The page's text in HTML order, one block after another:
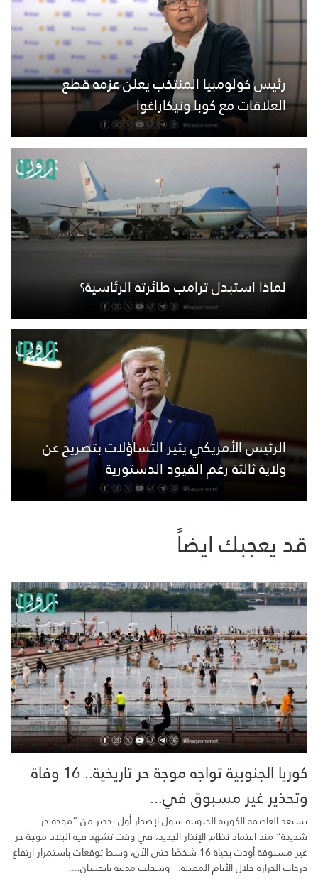
رئيس كولومبيا المنتخب يعلن عزمه قطع
العلاقات مع كوبا ونيكاراغوا
لماذا استبدل ترامب طائرته الرئاسية؟
الرئيس الأمريكي يثير التساؤلات بتصريح عن
ولاية ثالثة رغم القيود الدستورية
قد يعجبك ايضاً
كوريا الجنوبية تواجه موجة حر تاريخية.. 16 وفاة
وتحذير غير مسبوق في...
تستعد العاصمة الكورية الجنوبية سول لإصدار أول تحذير من “موجة حر
شديدة” منذ اعتماد نظام الإنذار الجديد، في وقت تشهد فيه البلاد موجة حر
غير مسبوقة أودت بحياة 16 شخصًا حتى الآن، وسط توقعات باستمرار ارتفاع
درجات الحرارة خلال الأيام المقبلة. وسجلت مدينة يانجسان،...